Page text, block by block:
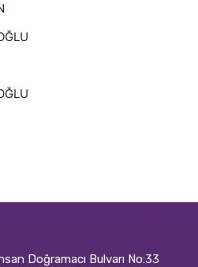
Doğramacı Bulvarı No:33